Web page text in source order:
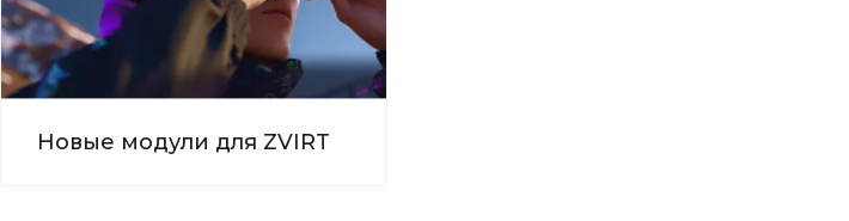
Новые модули для ZVIRT